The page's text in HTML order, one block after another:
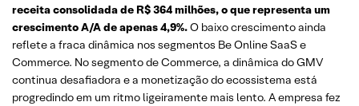
receita consolidada de R$ 364 milhões, o que representa um
crescimento A/A de apenas 4,9%.O baixo crescimento ainda
reflete a fraca dinâmica nos segmentos Be Online SaaS e
Commerce. No segmento de Commerce, a dinâmica do GMV
continua desafiadora e a monetização do ecossistema está
progredindo em um ritmo ligeiramente mais lento. A empresa fez